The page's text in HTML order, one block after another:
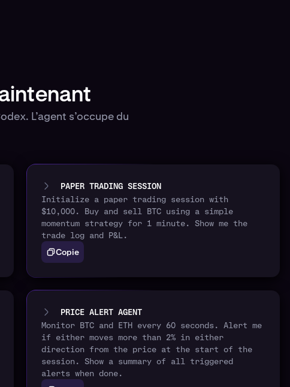
L’agent s’occupe du
PAPER TRADING SESSION
Initialize a paper trading session with
$10,000. Buy and sell BTC using a simple
momentum strategy for 1 minute. Show me the
trade log and P&L.
Copie
PRICE ALERT AGENT
Monitor BTC and ETH every 60 seconds. Alert me
if either moves more than 2% in either
direction from the price at the start of the
session. Show a summary of all triggered
alerts when done.